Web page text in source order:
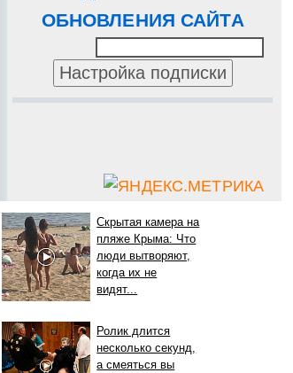
ОБНОВЛЕНИЯ САЙТА
Скрытая камера на
пляже Крыма: Что
люди вытворяют,
когда их не
видят...
Ролик длится
несколько секунд,
а смеяться вы